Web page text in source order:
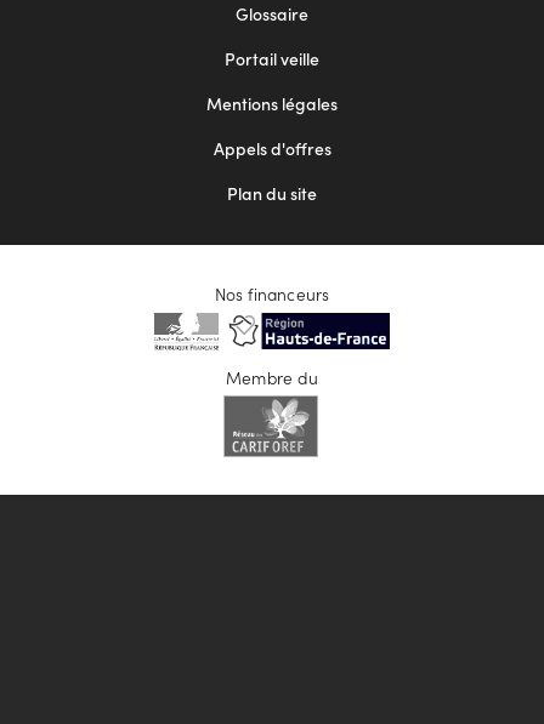
Glossaire
Portail veille
Mentions légales
Appels d'offres
Plan du site
Nos financeurs
Membre du